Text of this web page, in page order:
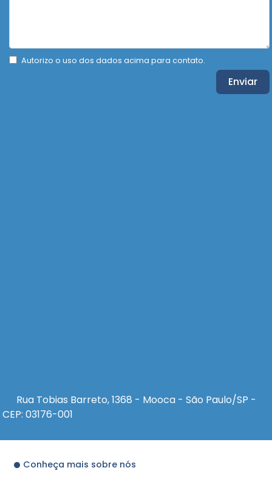
Autorizo o uso dos dados acima para contato.
Enviar
Rua Tobias Barreto, 1368 - Mooca - São Paulo/SP -
CEP: 03176-001
Conheça mais sobre nós